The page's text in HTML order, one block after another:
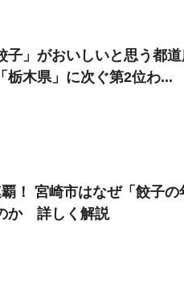
子」がおいしいと思う都
木県」に次ぐ第2位わ...
！ 宮崎市はなぜ「餃子
か 詳しく解説